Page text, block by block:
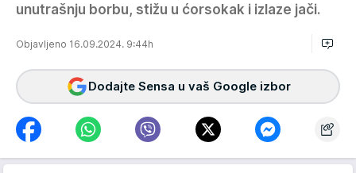
unutrašnju borbu, stižu u ćorsokak i izlaze jači.
Objavljeno 16.09.2024. 9:44h
Dodajte Sensa u vaš Google izbor